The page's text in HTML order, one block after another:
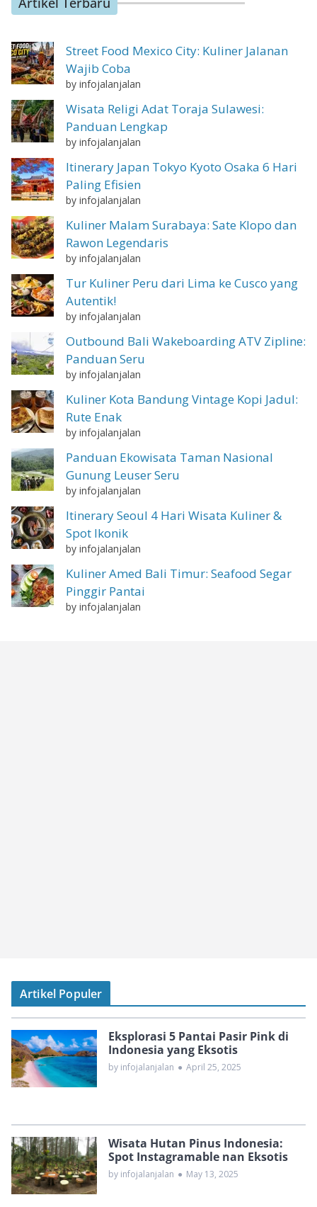
Street Food Mexico City: Kuliner Jalanan
Wajib Coba
by infojalanjalan
Wisata Religi Adat Toraja Sulawesi:
Panduan Lengkap
by infojalanjalan
Itinerary Japan Tokyo Kyoto Osaka 6 Hari
Paling Efisien
by infojalanjalan
Kuliner Malam Surabaya: Sate Klopo dan
Rawon Legendaris
by infojalanjalan
Tur Kuliner Peru dari Lima ke Cusco yang
Autentik!
by infojalanjalan
Outbound Bali Wakeboarding ATV Zipline:
Panduan Seru
by infojalanjalan
Kuliner Kota Bandung Vintage Kopi Jadul:
Rute Enak
by infojalanjalan
Panduan Ekowisata Taman Nasional
Gunung Leuser Seru
by infojalanjalan
Itinerary Seoul 4 Hari Wisata Kuliner &
Spot Ikonik
by infojalanjalan
Kuliner Amed Bali Timur: Seafood Segar
Pinggir Pantai
by infojalanjalan
Artikel Populer
Eksplorasi 5 Pantai Pasir Pink di
Indonesia yang Eksotis
by infojalanjalan ● April 25, 2025
Wisata Hutan Pinus Indonesia:
Spot Instagramable nan Eksotis
by infojalanjalan ● May 13, 2025